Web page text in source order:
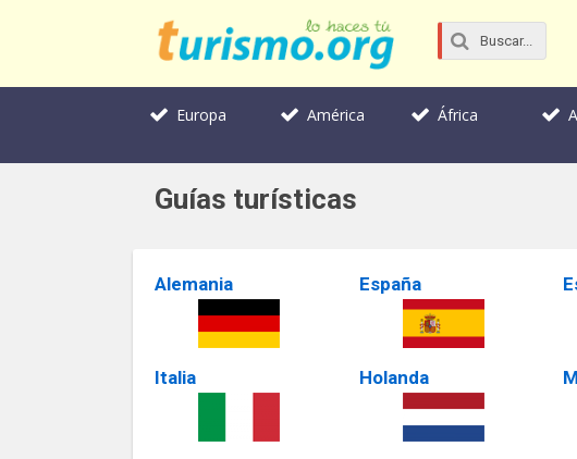
Europa América África
Guías turísticas
Alemania
Italia
España
Holanda